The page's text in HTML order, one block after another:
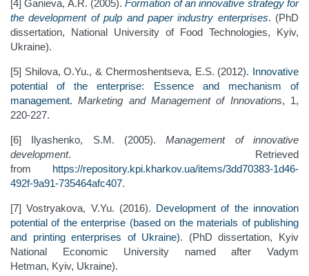
[4] Ganieva, A.R. (2005).Formation of an innovative strategy for
the development of pulp and paper industry enterprises. (PhD
dissertation, National University of Food Technologies, Kyiv,
Ukraine).
[5] Shilova, O.Yu., & Chermoshentseva, E.S. (2012). Innovative
potential of the enterprise: Essence and mechanism of
management.Marketing and Management of Innovations, 1,
220-227.
[6] Ilyashenko, S.M. (2005).Management of innovative
development. Retrieved
from https://repository.kpi.kharkov.ua/items/3dd70383-1d46-
492f-9a91-735464afc407.
[7] Vostryakova, V.Yu. (2016). Development of the innovation
potential of the enterprise (based on the materials of publishing
and printing enterprises of Ukraine). (PhD dissertation, Kyiv
National Economic University named after Vadym
Hetman, Kyiv, Ukraine).